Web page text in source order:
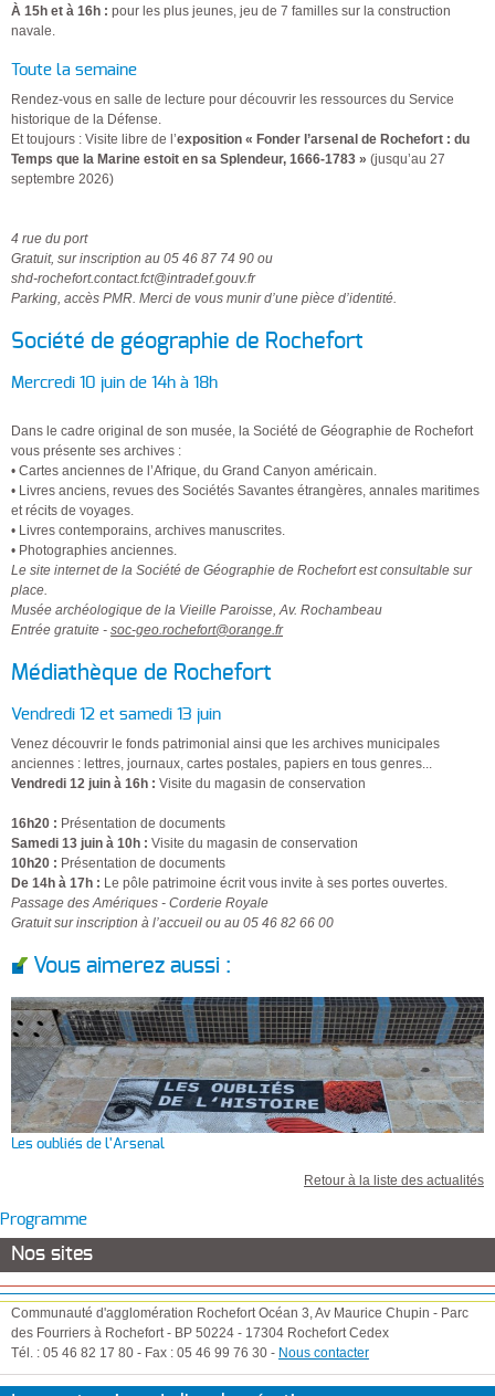
À 15h et à 16h : pour les plus jeunes, jeu de 7 familles sur la construction
navale.
Toute la semaine
Rendez-vous en salle de lecture pour découvrir les ressources du Service
historique de la Défense.
Et toujours : Visite libre de l’exposition « Fonder l’arsenal de Rochefort : du
Temps que la Marine estoit en sa Splendeur, 1666-1783 » (jusqu’au 27
septembre 2026)
4 rue du port
Gratuit, sur inscription au 05 46 87 74 90 ou
shd-rochefort.contact.fct@intradef.gouv.fr
Parking, accès PMR. Merci de vous munir d’une pièce d’identité.
Société de géographie de Rochefort
Mercredi 10 juin de 14h à 18h
Dans le cadre original de son musée, la Société de Géographie de Rochefort
vous présente ses archives :
• Cartes anciennes de l’Afrique, du Grand Canyon américain.
• Livres anciens, revues des Sociétés Savantes étrangères, annales maritimes
et récits de voyages.
• Livres contemporains, archives manuscrites.
• Photographies anciennes.
Le site internet de la Société de Géographie de Rochefort est consultable sur
place.
Musée archéologique de la Vieille Paroisse, Av. Rochambeau
Entrée gratuite - soc-geo.rochefort@orange.fr
Médiathèque de Rochefort
Vendredi 12 et samedi 13 juin
Venez découvrir le fonds patrimonial ainsi que les archives municipales
anciennes : lettres, journaux, cartes postales, papiers en tous genres...
Vendredi 12 juin à 16h : Visite du magasin de conservation
16h20 : Présentation de documents
Samedi 13 juin à 10h : Visite du magasin de conservation
10h20 : Présentation de documents
De 14h à 17h : Le pôle patrimoine écrit vous invite à ses portes ouvertes.
Passage des Amériques - Corderie Royale
Gratuit sur inscription à l’accueil ou au 05 46 82 66 00
Vous aimerez aussi :
Les oubliés de l'Arsenal
Retour à la liste des actualités
Programme
Nos sites
Communauté d'agglomération Rochefort Océan 3, Av Maurice Chupin - Parc
des Fourriers à Rochefort- BP 50224 - 17304 Rochefort Cedex
Tél. : 05 46 82 17 80 - Fax : 05 46 99 76 30 - Nous contacter